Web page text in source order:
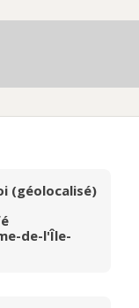
(géolocalisé)
de-l'Île-